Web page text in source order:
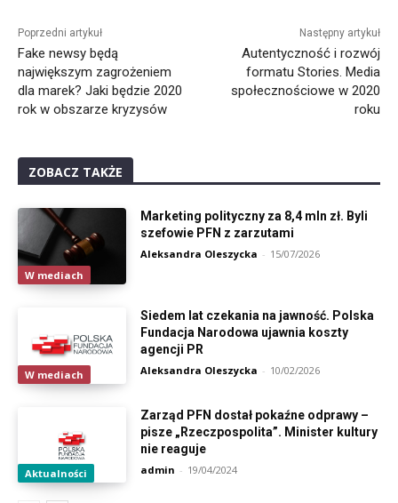
Poprzedni artykuł
Fake newsy będą
największym zagrożeniem
dla marek? Jaki będzie 2020
rok w obszarze kryzysów
Następny artykuł
Autentyczność i rozwój
formatu Stories. Media
społecznościowe w 2020
roku
ZOBACZ TAKŻE
W mediach
Marketing polityczny za 8,4 mln zł. Byli
szefowie PFN z zarzutami
Aleksandra Oleszycka - 15/07/2026
W mediach
Siedem lat czekania na jawność. Polska
Fundacja Narodowa ujawnia koszty
agencji PR
Aleksandra Oleszycka - 10/02/2026
Aktualności
Zarząd PFN dostał pokaźne odprawy –
pisze „Rzeczpospolita”. Minister kultury
nie reaguje
admin - 19/04/2024